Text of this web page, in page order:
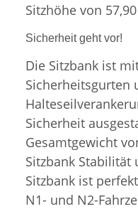
Sitzhöhe von
Sicherheit geht vor!
Die Sitzbank ist
Sicherheitsgurten
Sicherheit
Gesamtgewicht
Sitzbank Stabilität
Sitzbank ist
N1- und N2-